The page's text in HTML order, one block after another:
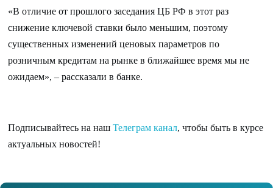
«В отличие от прошлого заседания ЦБ РФ в этот раз
снижение ключевой ставки было меньшим, поэтому
существенных изменений ценовых параметров по
розничным кредитам на рынке в ближайшее время мы не
ожидаем», – рассказали в банке.
Подписывайтесь на наш Телеграм канал, чтобы быть в курсе
актуальных новостей!